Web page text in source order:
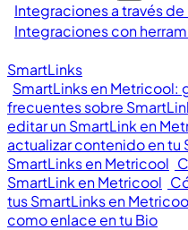
Integraciones a través
Integraciones con
SmartLinks
SmartLinks en Metricool:
frecuentes sobre
editar un SmartLink en
actualizar contenido en tu
SmartLinks en Metricool
SmartLink en Metricool
tus SmartLinks en
como enlace en tu Bio